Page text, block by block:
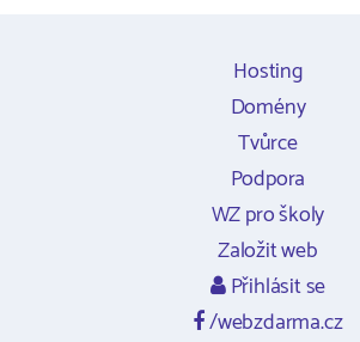
Hosting
Domény
Tvůrce
Podpora
WZ pro školy
Založit web
Přihlásit se
/webzdarma.cz